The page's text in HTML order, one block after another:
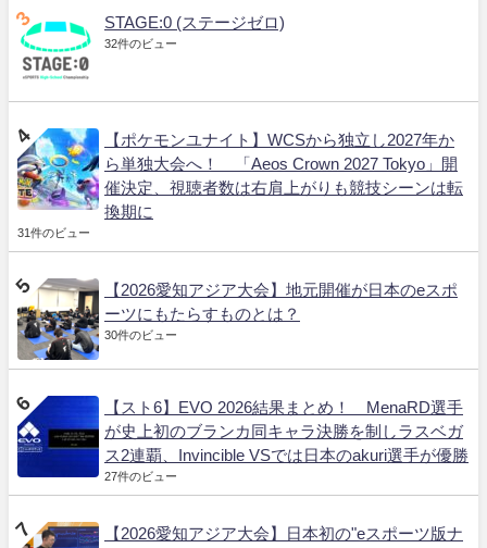
STAGE:0 (ステージゼロ)
32件のビュー
【ポケモンユナイト】WCSから独立し2027年か
ら単独大会へ！ 「Aeos Crown 2027 Tokyo」開
催決定、視聴者数は右肩上がりも競技シーンは転
換期に
31件のビュー
【2026愛知アジア大会】地元開催が日本のeスポ
ーツにもたらすものとは？
30件のビュー
【スト6】EVO 2026結果まとめ！ MenaRD選手
が史上初のブランカ同キャラ決勝を制しラスベガ
ス2連覇、Invincible VSでは日本のakuri選手が優勝
27件のビュー
【2026愛知アジア大会】日本初の"eスポーツ版ナ